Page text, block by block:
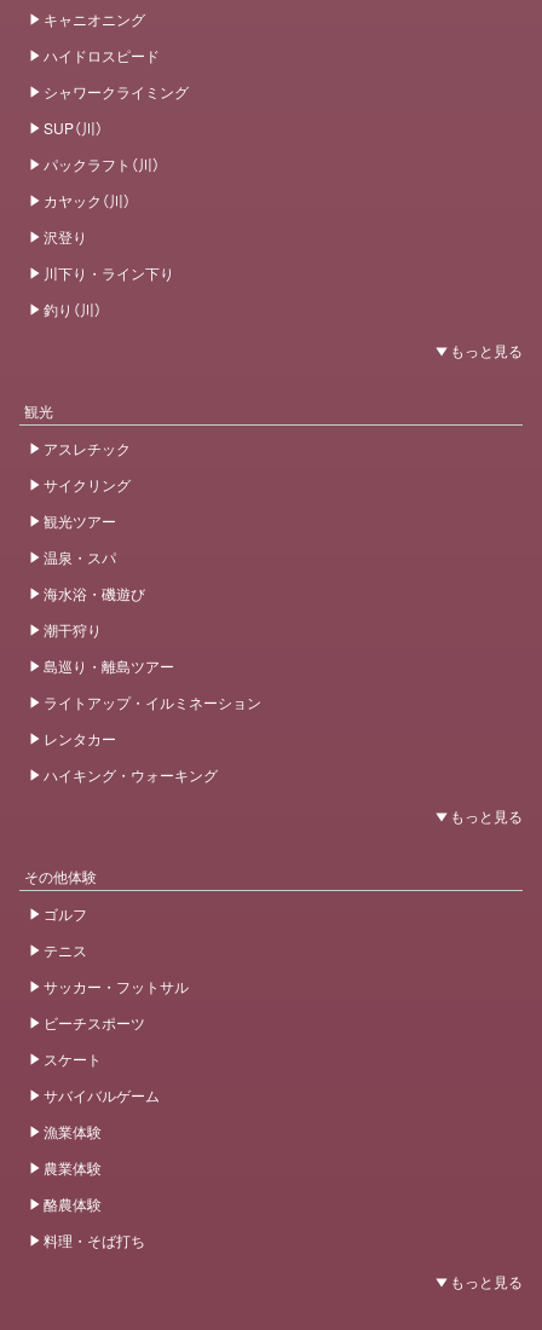
キャニオニング
ハイドロスピード
シャワークライミング
SUP（川）
パックラフト（川）
カヤック（川）
沢登り
川下り・ライン下り
釣り（川）
観光
アスレチック
サイクリング
観光ツアー
温泉・スパ
海水浴・磯遊び
潮干狩り
島巡り・離島ツアー
ライトアップ・イルミネーション
レンタカー
ハイキング・ウォーキング
その他体験
ゴルフ
テニス
サッカー・フットサル
ビーチスポーツ
スケート
サバイバルゲーム
漁業体験
農業体験
酪農体験
料理・そば打ち